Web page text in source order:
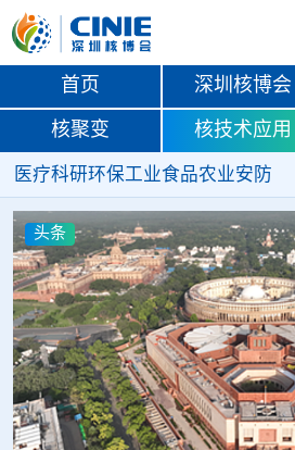
首页 深圳核博会
核聚变 核技术应用
医疗科研环保工业食品农业安防
头条